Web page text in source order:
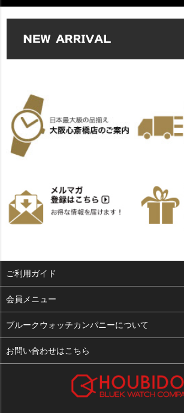
ご利用ガイド
よくある質問
支払い・送料
お客様の声
会員メニュー
ログイン
お気に入り
ブルークウォッチカンパニーについて
会社概要
お問い合わせはこちら